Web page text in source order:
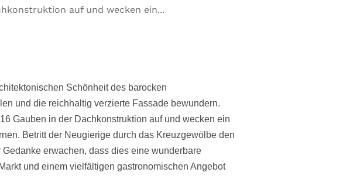
auf und wecken ein...
Schönheit des barocken
und die reichhaltig verzierte Fassade bewundern.
Gauben in der Dachkonstruktion auf und wecken ein
Betritt der Neugierige durch das Kreuzgewölbe den
erwachen, dass dies eine wunderbare
und einem vielfältigen gastronomischen Angebot